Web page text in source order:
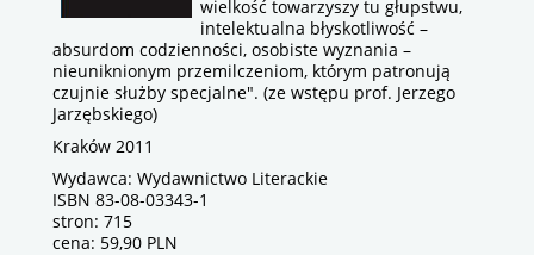
wielkość towarzyszy tu głupstwu,
intelektualna błyskotliwość –
absurdom codzienności, osobiste wyznania –
nieuniknionym przemilczeniom, którym patronują
czujnie służby specjalne". (ze wstępu prof. Jerzego
Jarzębskiego)
Kraków 2011
Wydawca: Wydawnictwo Literackie
ISBN 83-08-03343-1
stron: 715
cena: 59,90 PLN